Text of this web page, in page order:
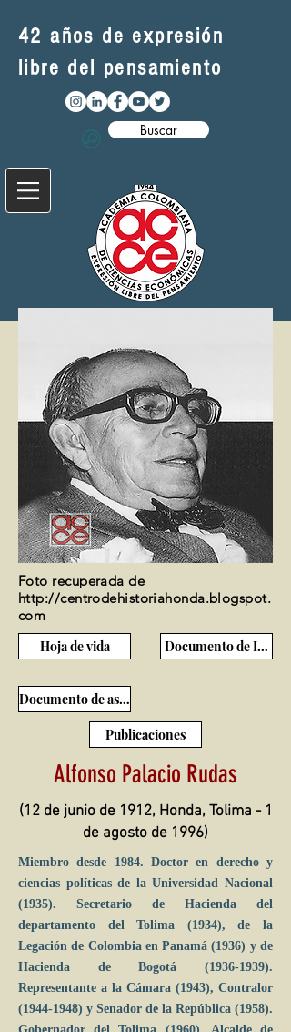
42 años de expresión
libre del pensamiento
Buscar
Foto recuperada de
http://centrodehistoriahonda.blogspot.
com
Hoja de vida
Documento de Ingreso
Documento de ascenso
Publicaciones
Alfonso Palacio Rudas
(12 de junio de 1912, Honda, Tolima - 1
de agosto de 1996)
Miembro desde 1984. Doctor en derecho y
ciencias políticas de la Universidad Nacional
(1935). Secretario de Hacienda del
departamento del Tolima (1934), de la
Legación de Colombia en Panamá (1936) y de
Hacienda de Bogotá (1936-1939).
Representante a la Cámara (1943), Contralor
(1944-1948) y Senador de la República (1958).